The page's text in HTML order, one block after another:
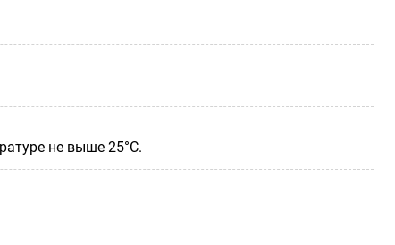
не выше 25°С.